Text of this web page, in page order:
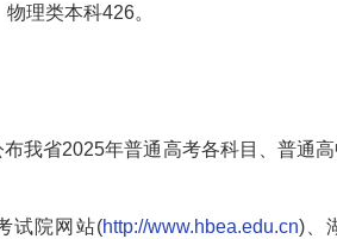
理类本科426。
省2025年普通高考各科目、普通高
试院网站(http://www.hbea.edu.cn)、